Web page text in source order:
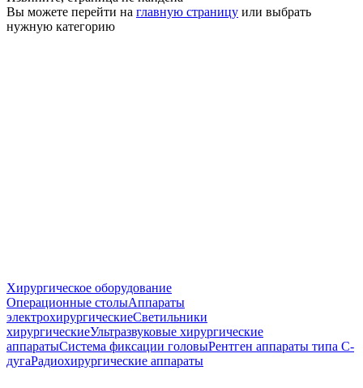
Вы можете перейти на главную страницу или выбрать
нужную категорию
Хирургическое оборудование
Операционные столыАппараты
электрохирургическиеСветильники
хирургическиеУльтразвуковые хирургические
аппаратыСистема фиксации головыРентген аппараты типа С-
дугаРадиохирургические аппараты